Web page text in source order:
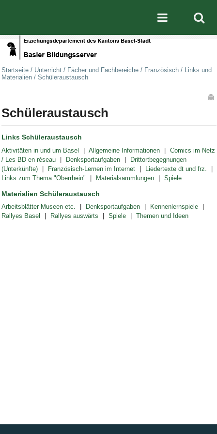
Mobile
Startseite / Unterricht / Fächer und Fachbereiche / Französisch /
Links und
Materialien / Schüleraustausch
Schüleraustausch
Links Schüleraustausch
Aktivitäten in und um Basel Allgemeine Informationen
Comics im Netz
/ Les BD en réseau
Denksportaufgaben
Drittortbegegnungen
(Unterkünfte)
Französisch-Lernen im Internet
Liedertexte dt und frz.
Links zum Thema "Oberrhein"
Materialsammlungen Spiele
Materialien Schüleraustausch
Arbeitsblätter Museen etc. Denksportaufgaben
Kennenlernspiele
Rallyes Basel
Rallyes auswärts Spiele Themen und Ideen